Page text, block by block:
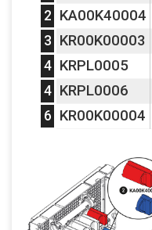
2 KA00K40004
3 KR00K00003
4 KRPL0005
4 KRPL0006
6 KR00K00004